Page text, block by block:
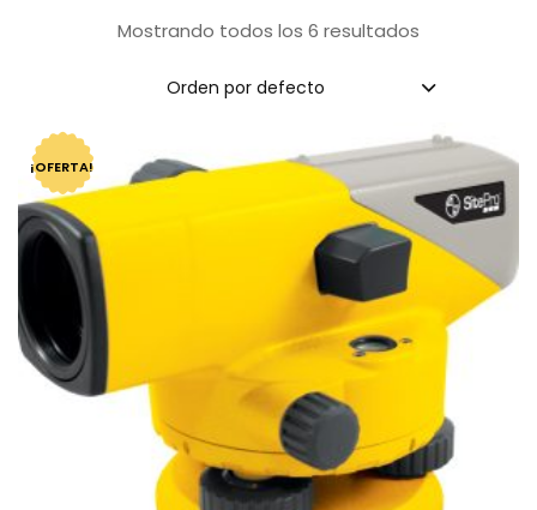
Mostrando todos los 6 resultados
Orden por defecto
¡OFERTA!